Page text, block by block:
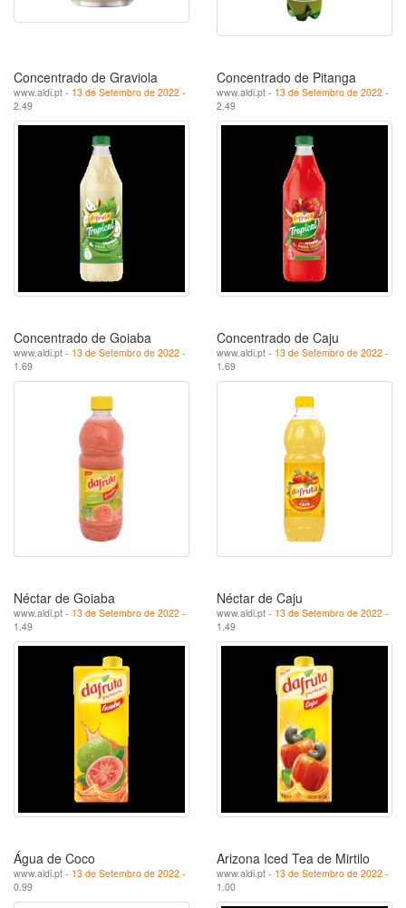
Concentrado de Graviola
www.aldi.pt - 13 de Setembro de 2022 -
2.49
Concentrado de Pitanga
www.aldi.pt - 13 de Setembro de 2022 -
2.49
Concentrado de Goiaba
www.aldi.pt - 13 de Setembro de 2022 -
1.69
Concentrado de Caju
www.aldi.pt - 13 de Setembro de 2022 -
1.69
Néctar de Goiaba
www.aldi.pt - 13 de Setembro de 2022 -
1.49
Néctar de Caju
www.aldi.pt - 13 de Setembro de 2022 -
1.49
Água de Coco
www.aldi.pt - 13 de Setembro de 2022 -
0.99
Arizona Iced Tea de Mirtilo
www.aldi.pt - 13 de Setembro de 2022 -
1.00